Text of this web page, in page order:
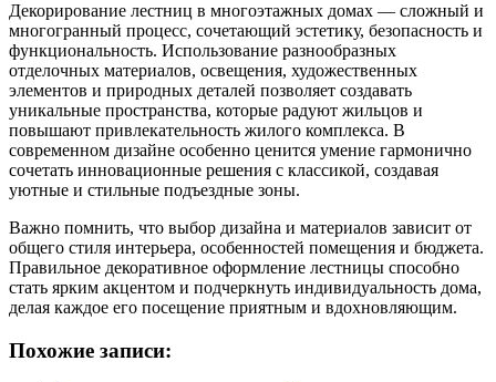
Декорирование лестниц в многоэтажных домах — сложный и
многогранный процесс, сочетающий эстетику, безопасность и
функциональность. Использование разнообразных
отделочных материалов, освещения, художественных
элементов и природных деталей позволяет создавать
уникальные пространства, которые радуют жильцов и
повышают привлекательность жилого комплекса. В
современном дизайне особенно ценится умение гармонично
сочетать инновационные решения с классикой, создавая
уютные и стильные подъездные зоны.
Важно помнить, что выбор дизайна и материалов зависит от
общего стиля интерьера, особенностей помещения и бюджета.
Правильное декоративное оформление лестницы способно
стать ярким акцентом и подчеркнуть индивидуальность дома,
делая каждое его посещение приятным и вдохновляющим.
Похожие записи: